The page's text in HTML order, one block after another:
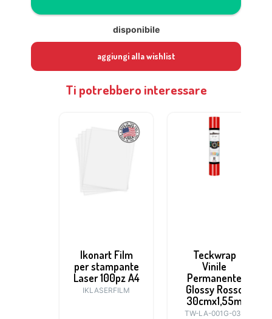
disponibile
aggiungi alla wishlist
Ti potrebbero interessare
Ikonart Film
per stampante
Laser 100pz A4
IKLASERFILM
Teckwrap
Vinile
Permanente
Glossy Rosso
30cmx1,55m
TW-LA-001G-03-